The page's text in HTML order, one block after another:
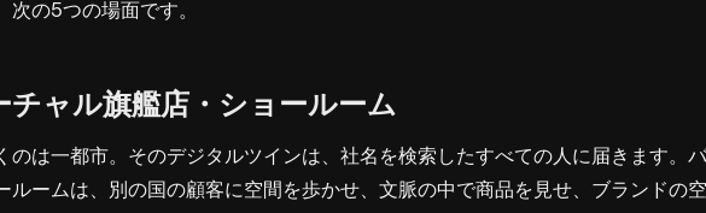
次の5つの場面です。
チャル旗艦店・ショールーム
のは一都市。そのデジタルツインは、社名を検索したすべての人に届きます。
ルームは、別の国の顧客に空間を歩かせ、文脈の中で商品を見せ、ブランドの